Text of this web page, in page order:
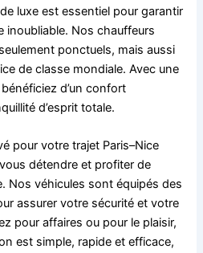
luxe est essentiel pour garantir
inoubliable. Nos chauffeurs
ponctuels, mais aussi
de classe mondiale. Avec une
d’un confort
d’esprit totale.
pour votre trajet Paris–Nice
détendre et profiter de
Nos véhicules sont équipés des
assurer votre sécurité et votre
pour affaires ou pour le plaisir,
est simple, rapide et efficace,